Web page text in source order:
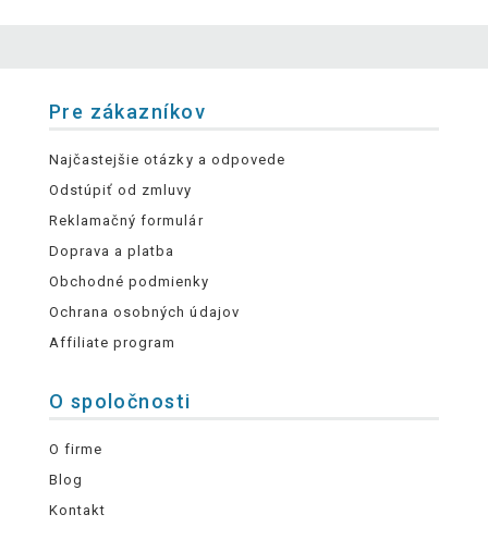
Pre zákazníkov
Najčastejšie otázky a odpovede
Odstúpiť od zmluvy
Reklamačný formulár
Doprava a platba
Obchodné podmienky
Ochrana osobných údajov
Affiliate program
O spoločnosti
O firme
Blog
Kontakt